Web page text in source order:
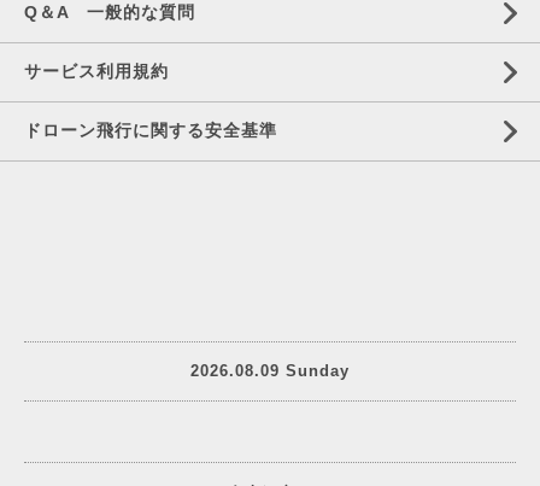
Q＆A 一般的な質問
サービス利用規約
ドローン飛行に関する安全基準
2026.08.09 Sunday